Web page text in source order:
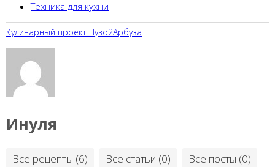
Техника для кухни
Кулинарный проект Пузо2Aрбуза
Инуля
Все рецепты (6) Все статьи (0) Все посты (0)